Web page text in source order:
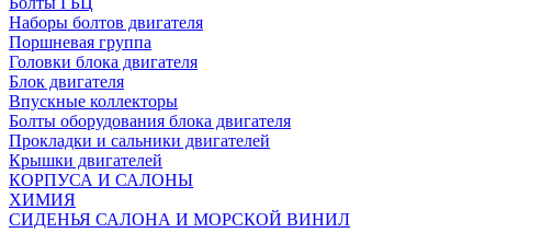
Наборы болтов двигателя
Поршневая группа
Головки блока двигателя
Блок двигателя
Впускные коллекторы
Болты оборудования блока двигателя
Прокладки и сальники двигателей
Крышки двигателей
КОРПУСА И САЛОНЫ
ХИМИЯ
СИДЕНЬЯ САЛОНА И МОРСКОЙ ВИНИЛ